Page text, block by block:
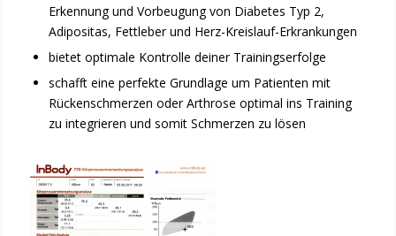
Erkennung und Vorbeugung von Diabetes Typ 2,
Adipositas, Fettleber und Herz-Kreislauf-Erkrankungen
bietet optimale Kontrolle deiner Trainingserfolge
schafft eine perfekte Grundlage um Patienten mit
Rückenschmerzen oder Arthrose optimal ins Training
zu integrieren und somit Schmerzen zu lösen